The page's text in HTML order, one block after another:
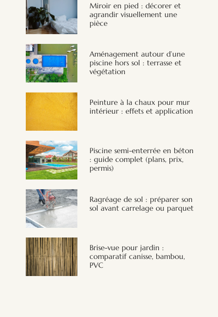
Miroir en pied : décorer et
agrandir visuellement une
pièce
Aménagement autour d’une
piscine hors sol : terrasse et
végétation
Peinture à la chaux pour mur
intérieur : effets et application
Piscine semi-enterrée en béton
: guide complet (plans, prix,
permis)
Ragréage de sol : préparer son
sol avant carrelage ou parquet
Brise-vue pour jardin :
comparatif canisse, bambou,
PVC